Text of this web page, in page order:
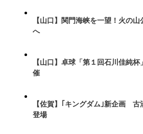
【山口】関門海峡を一望！火の
へ
【山口】卓球「第１回石川佳純
催
【佐賀】｢キングダム｣新企画 古
登場